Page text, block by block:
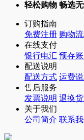
轻松购物 畅选
订购指南
免费注册 购物
在线支付
银行电汇 预存
配送说明
配送方式 运费
售后服务
发票说明 退换
关于我们
公司简介 联系